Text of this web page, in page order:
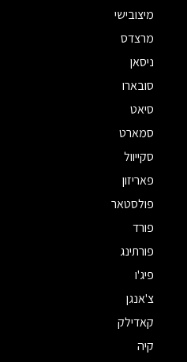
מיצובישי
מרצדס
ניסאן
סובארו
סיאט
סמארט
סקייוול
פאריזון
פולסטאר
פורד
פורתינג
פיג'ו
צ'אנגן
קאדילק
קיה